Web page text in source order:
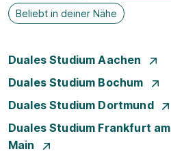
Beliebt in deiner Nähe
Duales Studium Aachen
Duales Studium Bochum
Duales Studium Dortmund
Duales Studium Frankfurt am
Main